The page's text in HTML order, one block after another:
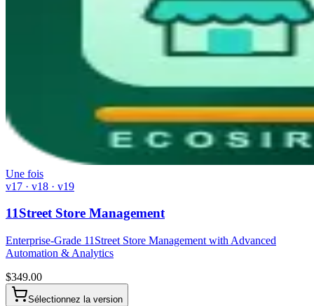
Une fois
v17 · v18 · v19
11Street Store Management
Enterprise-Grade 11Street Store Management with Advanced
Automation & Analytics
$349.00
Sélectionnez la version